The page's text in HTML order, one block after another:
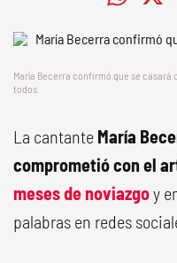
María Becerra confirmó que se casará
todos.
La cantante María
comprometió con el
meses de noviazgoy
palabras en redes